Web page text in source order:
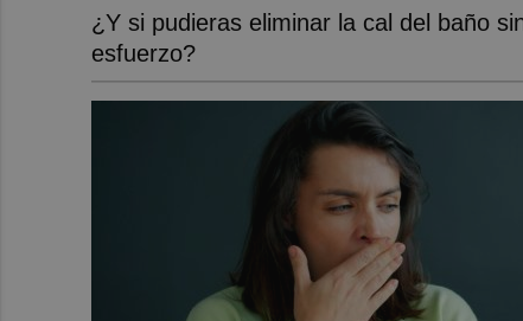
¿Y si pudieras eliminar la cal del baño
esfuerzo?